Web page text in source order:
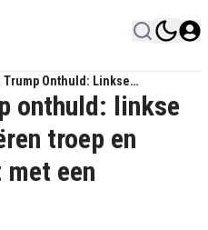
Trump Onthuld: Linkse
Creëren Troep En Noemen Het
Boodschap
onthuld: linkse
troep en
een